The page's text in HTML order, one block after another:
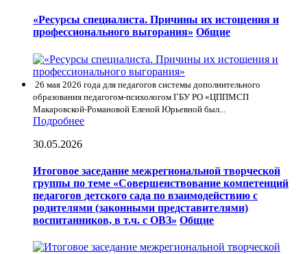
«Ресурсы специалиста. Причины их истощения и
профессионального выгорания» Общие
26 мая 2026 года для педагогов системы дополнительного
образования педагогом-психологом ГБУ РО «ЦППМСП
Макаровской-Романовой Еленой Юрьевной был...
Подробнее
30.05.2026
Итоговое заседание межрегиональной творческой
группы по теме «Совершенствование компетенций
педагогов детского сада по взаимодействию с
родителями (законными представителями)
воспитанников, в т.ч. с ОВЗ» Общие